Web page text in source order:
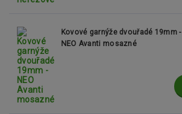
Kovové garnýže dvouřadé 19mm -
NEO Avanti mosazné